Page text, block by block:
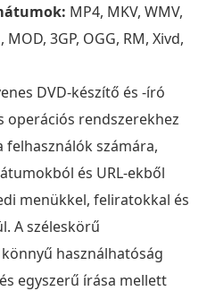
MP4, MKV, WMV,
MOD, 3GP, OGG, RM, Xivd,
DVD-készítő és -író
operációs rendszerekhez
felhasználók számára,
és URL-ekből
menükkel, feliratokkal és
A széleskörű
használhatóság
egyszerű írása mellett